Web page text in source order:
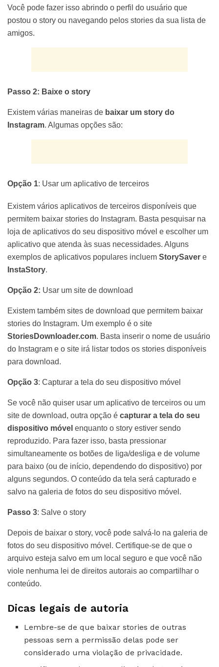
Você pode fazer isso abrindo o perfil do usuário que
postou o story ou navegando pelos stories da sua lista de
amigos.
Passo 2: Baixe o story
Existem várias maneiras de baixar um story do
Instagram. Algumas opções são:
Opção 1: Usar um aplicativo de terceiros
Existem vários aplicativos de terceiros disponíveis que
permitem baixar stories do Instagram. Basta pesquisar na
loja de aplicativos do seu dispositivo móvel e escolher um
aplicativo que atenda às suas necessidades. Alguns
exemplos de aplicativos populares incluem StorySaver e
InstaStory.
Opção 2: Usar um site de download
Existem também sites de download que permitem baixar
stories do Instagram. Um exemplo é o site
StoriesDownloader.com. Basta inserir o nome de usuário
do Instagram e o site irá listar todos os stories disponíveis
para download.
Opção 3: Capturar a tela do seu dispositivo móvel
Se você não quiser usar um aplicativo de terceiros ou um
site de download, outra opção é capturar a tela do seu
dispositivo móvel enquanto o story estiver sendo
reproduzido. Para fazer isso, basta pressionar
simultaneamente os botões de liga/desliga e de volume
para baixo (ou de início, dependendo do dispositivo) por
alguns segundos. O conteúdo da tela será capturado e
salvo na galeria de fotos do seu dispositivo móvel.
Passo 3: Salve o story
Depois de baixar o story, você pode salvá-lo na galeria de
fotos do seu dispositivo móvel. Certifique-se de que o
arquivo esteja salvo em um local seguro e que você não
viole nenhuma lei de direitos autorais ao compartilhar o
conteúdo.
Dicas legais de autoria
Lembre-se de que baixar stories de outras
pessoas sem a permissão delas pode ser
considerado uma violação de privacidade.